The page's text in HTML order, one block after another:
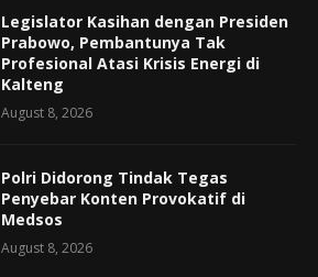
Legislator Kasihan dengan Presiden
Prabowo, Pembantunya Tak
Profesional Atasi Krisis Energi di
Kalteng
August 8, 2026
Polri Didorong Tindak Tegas
Penyebar Konten Provokatif di
Medsos
August 8, 2026